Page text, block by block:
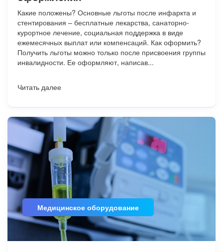
Какие положены? Основные льготы после инфаркта и
стентирования – бесплатные лекарства, санаторно-
курортное лечение, социальная поддержка в виде
ежемесячных выплат или компенсаций. Как оформить?
Получить льготы можно только после присвоения группы
инвалидности. Ее оформляют, написав...
Читать далее
Медицинское оборудование